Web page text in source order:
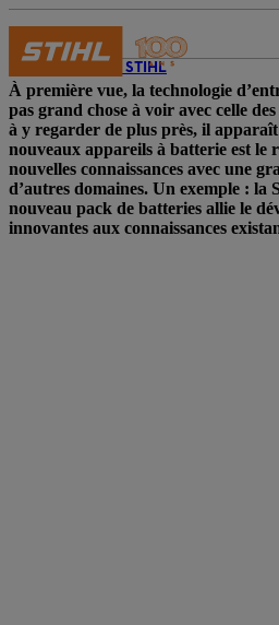
Journal STIHL
À première vue, la technologie
pas grand chose à voir avec celle
à y regarder de plus près, il
nouveaux appareils à batterie est le
nouvelles connaissances avec une
d’autres domaines. Un exemple : la
nouveau pack de batteries allie le
innovantes aux connaissances